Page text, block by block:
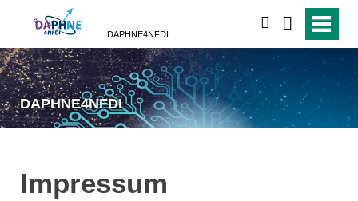
DAPHNE4NFDI
DAPHNE4NFDI
Impressum